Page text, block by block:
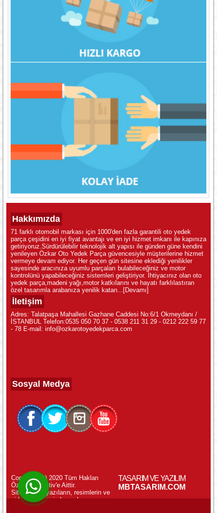
WhatsApp ile Online Destek!
Hakkımızda
71 farklı otomobil markası için 1000'den fazla garantili oto yedek
parça çeşidini en iyi fiyat avantajı ve en iyi hizmet imkanı ile kapınıza
getiriyoruz.Sürdürülebilir teknolojik alt yapısı ile günden güne kendini
yenileyen Özkar Oto Yedek Parça güvencesiyle müşterilerine hizmet
vermeye devam ediyor. Her geçen gün sitesine eklediği yenilikler
sayesinde aracınıza uyumlu parçaları bulabileceğiniz ve motor
kontrolünü yapabileceğiniz sistemleri geliştiriyor. İhtiyacınız olan oto
yedek parça,madeni yağı,motor katkılarını ve hayatı farklılastıran
özel tasarımla arabanıza yenilik katan... [Devamı]
İletişim
Adres: Talatpaşa Mahallesi Gazhane Caddesi No:6/1 Okmeydanı /
İSTANBUL Telefon:0535 050 70 37 - 0538 211 31 29 - 0212 222 59 77
- 78 E-mail: info@ozkarotoyedekparca.com
Sosyal Medya
Copyright (c) 2020 Tüm Hakları
Özkar Otomotiv'e Aittir.
Sitemizdeki yazıların, resimlerin ve
videoların izinsiz kopyalanması
yasaktır.
TASARIM VE YAZILIM
MBTASARIM.COM